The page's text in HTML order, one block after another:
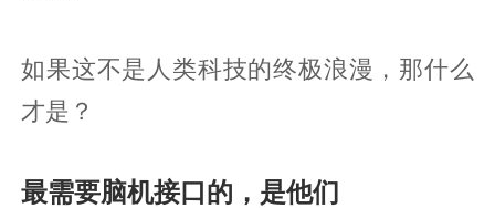
如果这不是人类科技的终极浪漫，那什么
才是？
最需要脑机接口的，是他们